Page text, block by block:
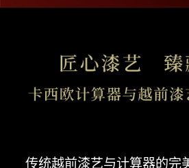
传统越前漆艺与计算器的完